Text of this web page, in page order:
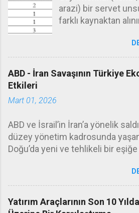
r
arazi) bir servet
farklı kaynaktan
değerli konut
vergisi), 2. Gelir
vergisi), 3. İşlem
vergisi, harçlar.)
yıl belirli oranda bir
öderler. Emlak
arasındadır,
ilgili belediyeye
konutun değeri
ABD - İran Savaşının Türkiye
Etkileri
Mart 01, 2026
ABD ve İsrail’in İran’a yönelik
düzey yönetim kadrosunda
Doğu’da yeni ve tehlikeli bir
sınırlı bir misilleme olmaktan
savaşa evrileceğini
Boğazı’nın kapatıldığına ilişkin
yok. Ancak gemilerin rota
Yatırım Araçlarının Son 10